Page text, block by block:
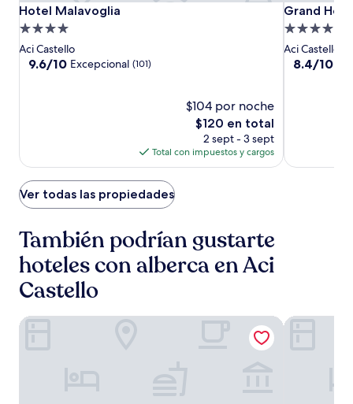
Hotel
Malavoglia
Hotel
Malavoglia
Hotel Malavoglia
Hotel Malavoglia
Propiedad
de
4.0
Aci Castello
9.6
9.6/10 Excepcional (101)
$104 por noche
El
precio
actual
es
$120 en total
2 sept - 3 sept
Total con impuestos y cargos
Grand
Hotel
Baia
Verde
Grand
Grand
Propiedad
de
4.0
Aci Castello
8.4
8.4/10
Ver todas las propiedades
También podrían gustarte
hoteles con alberca en Aci
Castello
Hotel Malavoglia Four Points